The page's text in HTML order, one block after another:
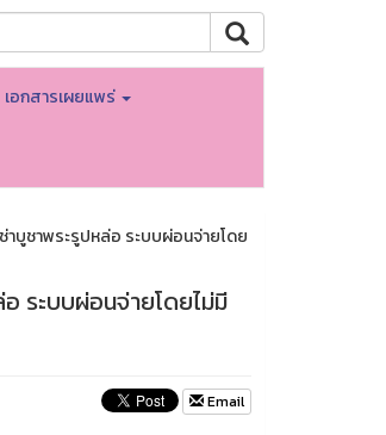
เอกสารเผยแพร่
บูชาพระรูปหล่อ ระบบผ่อนจ่ายโดย
ระบบผ่อนจ่ายโดยไม่มี
Email